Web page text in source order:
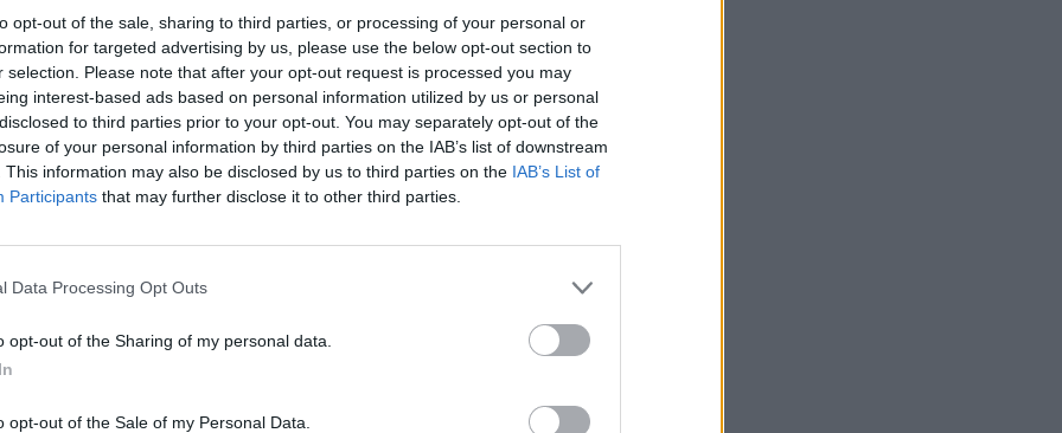
opt-out of the sale, sharing to third parties, or processing of your personal or
for targeted advertising by us, please use the below opt-out section to
selection. Please note that after your opt-out request is processed you may
interest-based ads based on personal information utilized by us or personal
to third parties prior to your opt-out. You may separately opt-out of the
of your personal information by third parties on the IAB’s list of downstream
This information may also be disclosed by us to third parties on the IAB’s List of
Participants that may further disclose it to other third parties.
Data Processing Opt Outs
opt-out of the Sharing of my personal data.
opt-out of the Sale of my Personal Data.